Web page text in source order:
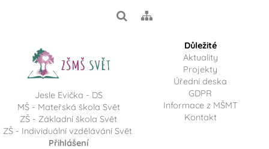
Jesle Evička - DS
MŠ - Mateřská škola Svět
ZŠ - Základní škola Svět
ZŠ - Individuální vzdělávání Svět
Přihlášení
Důležité
Aktuality
Projekty
Úřední deska
GDPR
Informace z MŠMT
Kontakt